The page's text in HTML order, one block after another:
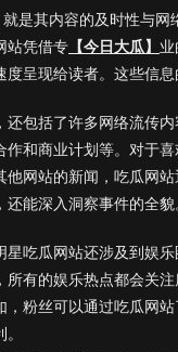
是其内容的及时性与
站凭借专 【今日大瓜】
呈现给读者。这些信
还包括了许多网络流传
作和商业计划等。对于
网站的新闻，吃瓜网
能深入洞察事件的全貌
星吃瓜网站还涉及到娱
有的娱乐热点都会关
粉丝可以通过吃瓜网